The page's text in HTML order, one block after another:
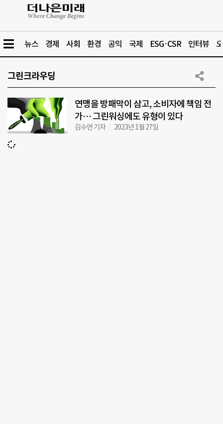
뉴스 경제 사회 환경 공익 국제 ESG·CSR 인터뷰
그린크라우딩
연맹을 방패막이 삼고, 소비자에 책임 전
가… 그린워싱에도 유형이 있다
김수연 기자 2023년 1월 27일